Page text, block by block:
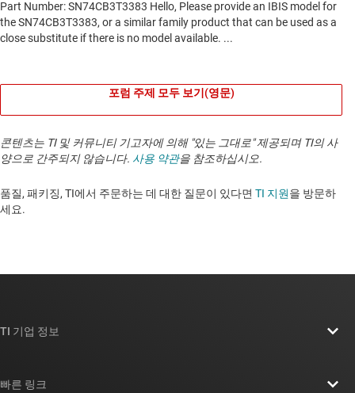
포럼 주제 모두 보기(영문)
콘텐츠는 TI 및 커뮤니티 기고자에 의해 "있는 그대로" 제공되며 TI의 사
양으로 간주되지 않습니다. 사용 약관을 참조하십시오.
품질, 패키징, TI에서 주문하는 데 대한 질문이 있다면 TI 지원을 방문하
세요. ​​​​​​​​​​​​​​
TI 기업 정보
빠른 링크